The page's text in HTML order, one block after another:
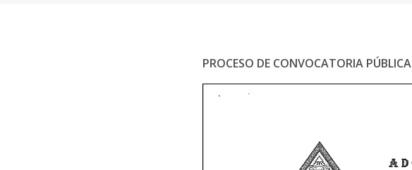
PROCESO DE CONVOCATORIA PÚBLICA